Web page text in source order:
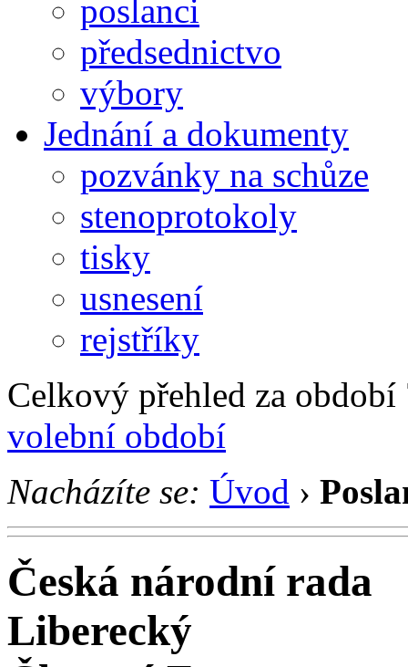
poslanci
předsednictvo
výbory
Jednání a dokumenty
pozvánky na schůze
stenoprotokoly
tisky
usnesení
rejstříky
Celkový přehled za
volební období
Nacházíte se: Úvod ›
Česká národní rada
Liberecký